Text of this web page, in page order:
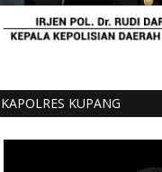
KAPOLRES KUPANG